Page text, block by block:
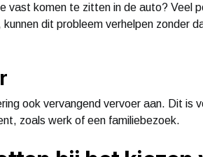
vast komen te zitten in de auto? Veel
dit probleem verhelpen zonder
ook vervangend vervoer aan. Dit is
zoals werk of een familiebezoek.